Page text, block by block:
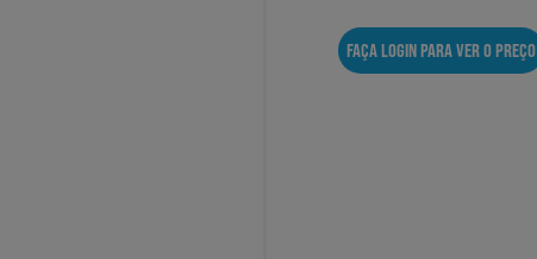
FAÇA LOGIN PARA VER O PREÇO